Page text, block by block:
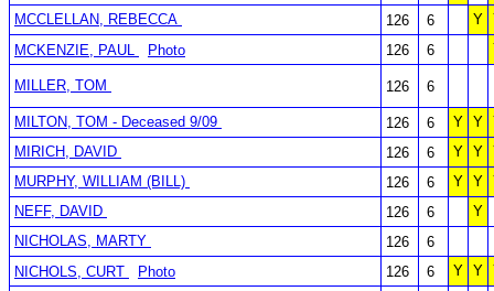
MCCLELLAN, REBECCA
126 6 Y
MCKENZIE, PAUL
Photo 126 6
MILLER, TOM 126 6
MILTON, TOM - Deceased 9/09 126 6 Y Y
MIRICH, DAVID
126 6 Y Y
MURPHY, WILLIAM (BILL)
126 6 Y Y
NEFF, DAVID
126 6
Y
NICHOLAS, MARTY
126
6
NICHOLS, CURT
Photo 126 6 Y Y